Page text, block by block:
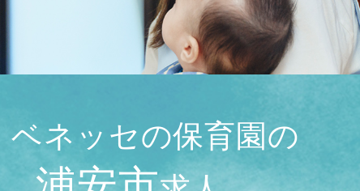
ベネッセの保育園の